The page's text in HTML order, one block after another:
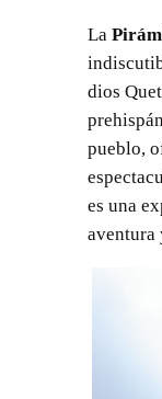
La
dios
pueblo,
es una
aventura